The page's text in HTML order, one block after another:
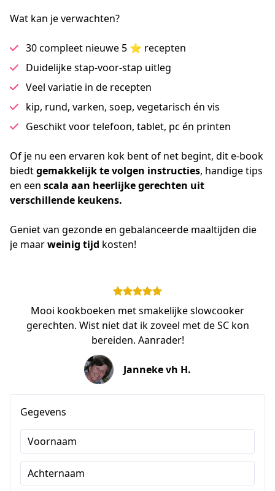
Wat kan je verwachten?
30 compleet nieuwe 5 ⭐ recepten
Duidelijke stap-voor-stap uitleg
Veel variatie in de recepten
kip, rund, varken, soep, vegetarisch én vis
Geschikt voor telefoon, tablet, pc én printen
Of je nu een ervaren kok bent of net begint, dit e-book
biedt gemakkelijk te volgen instructies, handige tips
en een scala aan heerlijke gerechten uit
verschillende keukens.
Geniet van gezonde en gebalanceerde maaltijden die
je maar weinig tijd kosten!
Mooi kookboeken met smakelijke slowcooker
gerechten. Wist niet dat ik zoveel met de SC kon
bereiden. Aanrader!
Janneke vh H.
Gegevens
Voornaam
Achternaam